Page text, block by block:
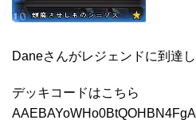
Daneさんがレジェンドに到達
デッキコードはこちら